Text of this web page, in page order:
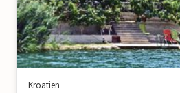
Kroatien